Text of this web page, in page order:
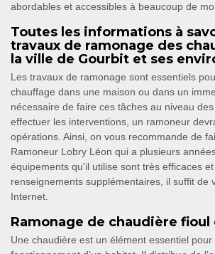
abordables et accessibles à beaucoup de
Toutes les informations à
travaux de ramonage des
la ville de Gourbit et ses
Les travaux de ramonage sont essentiels
chauffage dans une maison ou dans un
nécessaire de faire ces tâches au niveau
effectuer les interventions, un ramoneur
opérations. Ainsi, on vous recommande de
Ramoneur Lobry Léon qui a plusieurs
équipements qu'il utilise sont très efficaces
renseignements supplémentaires, il suffit de
Internet.
Ramonage de chaudière fioul
Une chaudière est un élément essentiel pour